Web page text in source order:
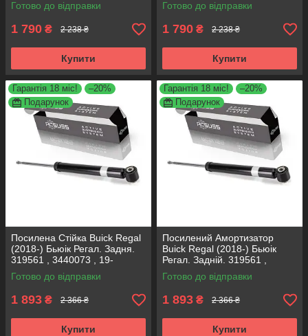
Готово до відправки
1 790 ₴ 2 238 ₴
Купити
Готово до відправки
1 790 ₴ 2 238 ₴
Купити
Гарантія 18 міс!
–20%
Подарунок
Посилена Стійка Buick Regal
(2018-) Бьюік Регал. Задня.
319561 , 3440073 , 19-
280615. KOREA Аксусс!
Готово до відправки
1 893 ₴ 2 366 ₴
Купити
Гарантія 18 міс!
–20%
Подарунок
Посилений Амортизатор
Buick Regal (2018-) Бьюік
Регал. Задній. 319561 ,
3440073 , 19-280615. KOREA
Аксусс!
Готово до відправки
1 893 ₴ 2 366 ₴
Купити